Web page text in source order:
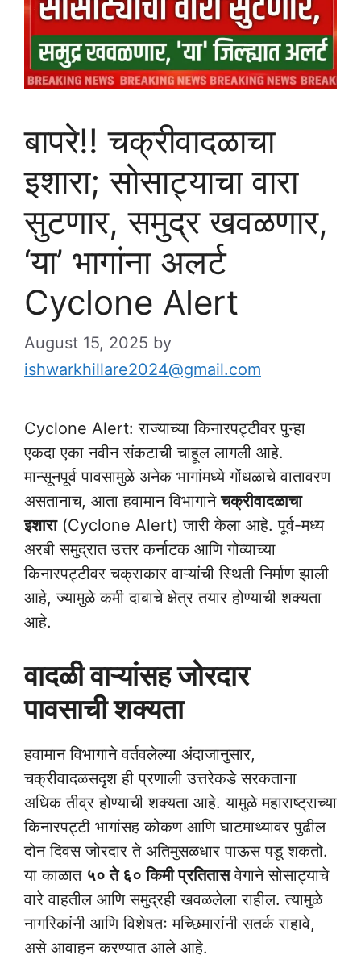
बापरे!! चक्रीवादळाचा
इशारा; सोसाट्याचा वारा
सुटणार, समुद्र खवळणार,
‘या’ भागांना अलर्ट
Cyclone Alert
August 15, 2025 by
ishwarkhillare2024@gmail.com
Cyclone Alert: राज्याच्या किनारपट्टीवर पुन्हा
एकदा एका नवीन संकटाची चाहूल लागली आहे.
मान्सूनपूर्व पावसामुळे अनेक भागांमध्ये गोंधळाचे वातावरण
असतानाच, आता हवामान विभागानेचक्रीवादळाचा
इशारा(Cyclone Alert) जारी केला आहे. पूर्व-मध्य
अरबी समुद्रात उत्तर कर्नाटक आणि गोव्याच्या
किनारपट्टीवर चक्राकार वाऱ्यांची स्थिती निर्माण झाली
आहे, ज्यामुळे कमी दाबाचे क्षेत्र तयार होण्याची शक्यता
आहे.
वादळी वाऱ्यांसह जोरदार
पावसाची शक्यता
हवामान विभागाने वर्तवलेल्या अंदाजानुसार,
चक्रीवादळसदृश ही प्रणाली उत्तरेकडे सरकताना
अधिक तीव्र होण्याची शक्यता आहे. यामुळे महाराष्ट्राच्या
किनारपट्टी भागांसह कोकण आणि घाटमाथ्यावर पुढील
दोन दिवस जोरदार ते अतिमुसळधार पाऊस पडू शकतो.
या काळात ५० ते ६० किमी प्रतितासवेगाने सोसाट्याचे
वारे वाहतील आणि समुद्रही खवळलेला राहील. त्यामुळे
नागरिकांनी आणि विशेषतः मच्छिमारांनी सतर्क राहावे,
असे आवाहन करण्यात आले आहे.